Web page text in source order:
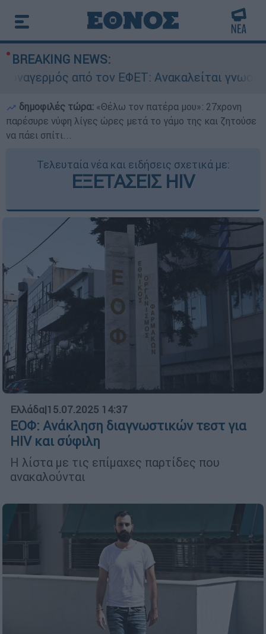
BREAKING NEWS:
από τον ΕΦΕΤ: Ανακαλείται γνωστή
δημοφιλές τώρα: «Θέλω τον πατέρα μου»: 27χρονη
παρέσυρε νύφη λίγες ώρες μετά το γάμο της και ζητούσε
να πάει σπίτι...
Τελευταία νέα και ειδήσεις σχετικά με:
ΕΞΕΤΑΣΕΙΣ HIV
Ελλάδα|15.07.2025 14:37
ΕΟΦ: Ανάκληση διαγνωστικών τεστ για
HIV και σύφιλη
H λίστα με τις επίμαχες παρτίδες που
ανακαλούνται